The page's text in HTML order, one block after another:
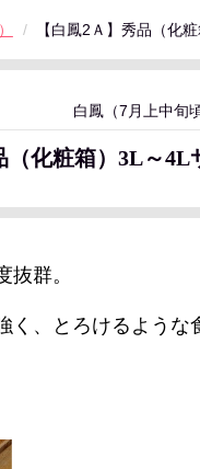
【白鳳2Ａ】秀品（化
白鳳（7月上中旬
（化粧箱）3L～4L
群。
、とろけるような